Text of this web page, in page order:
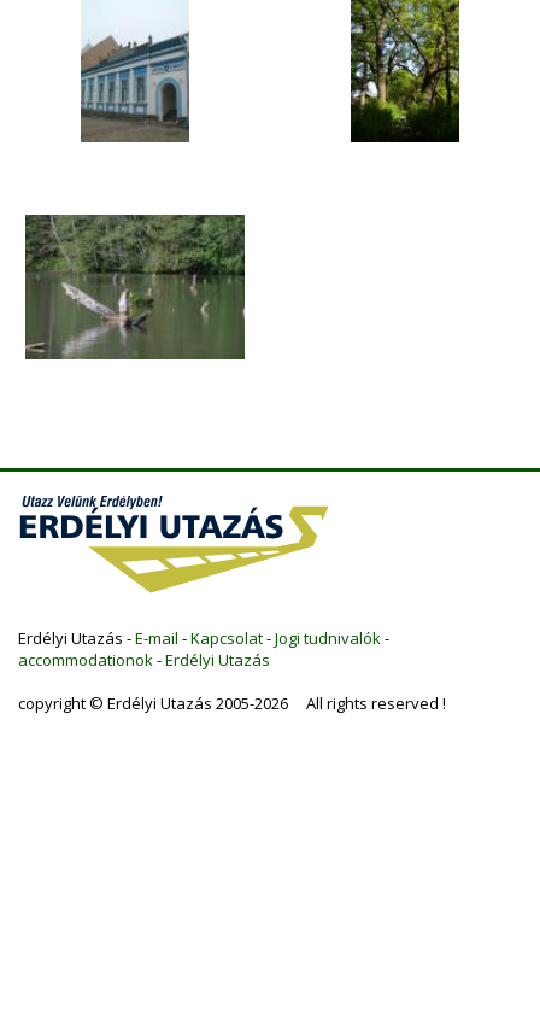
Erdélyi Utazás -E-mail -Kapcsolat-Jogi tudnivalók-
accommodationok-Erdélyi Utazás
copyright © Erdélyi Utazás 2005-2026 All rights reserved !